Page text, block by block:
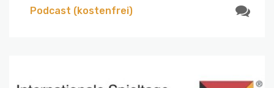
Podcast (kostenfrei)